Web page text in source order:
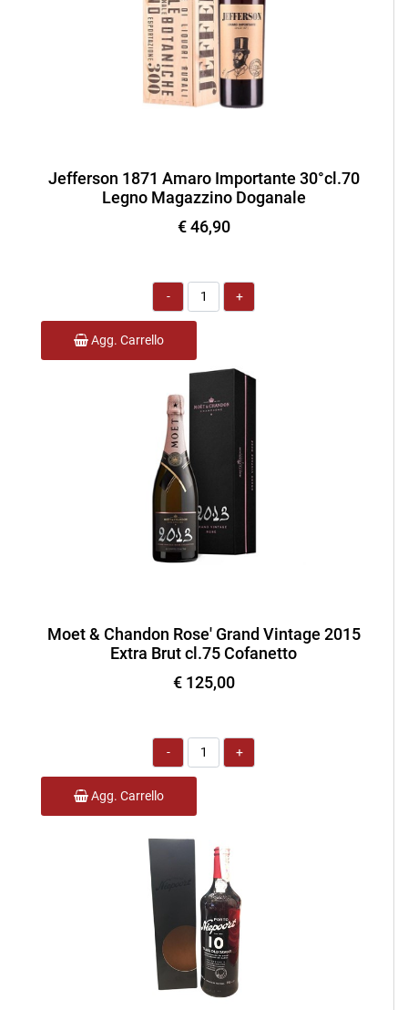
Jefferson 1871 Amaro Importante 30°cl.70
Legno Magazzino Doganale
€ 46,90
Quantità
Agg. Carrello
Moet & Chandon Rose' Grand Vintage 2015
Extra Brut cl.75 Cofanetto
€ 125,00
Quantità
Agg. Carrello